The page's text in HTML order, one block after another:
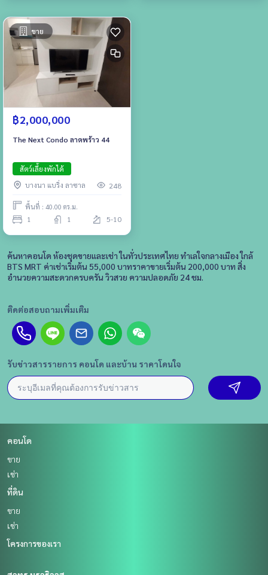
ขาย
฿2,000,000
The Next Condo ลาดพร้าว 44
สัตว์เลี้ยงพักได้
บางนา แบริ่ง ลาซาล
248
พื้นที่ : 40.00 ตร.ม.
1 1 5-10
ค้นหาคอนโด ห้องชุดขายและเช่า ในทั่วประเทศไทย ทำเลใจกลางเมือง ใกล้
BTS MRT ค่าเช่าเริ่มต้น 55,000 บาทราคาขายเริ่มต้น 200,000 บาท สิ่ง
อำนวยความสะดวกครบครัน วิวสวย ความปลอดภัย 24 ชม.
ติดต่อสอบถามเพิ่มเติม
รับข่าวสารรายการ คอนโด และบ้าน ราคาโดนใจ
คอนโด
ขาย
เช่า
ที่ดิน
ขาย
เช่า
โครงการของเรา